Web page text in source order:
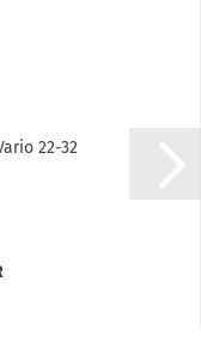
22-32